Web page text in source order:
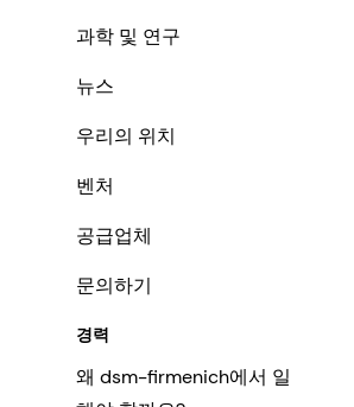
과학 및 연구
뉴스
우리의 위치
벤처
공급업체
문의하기
경력
왜 dsm-firmenich에서 일